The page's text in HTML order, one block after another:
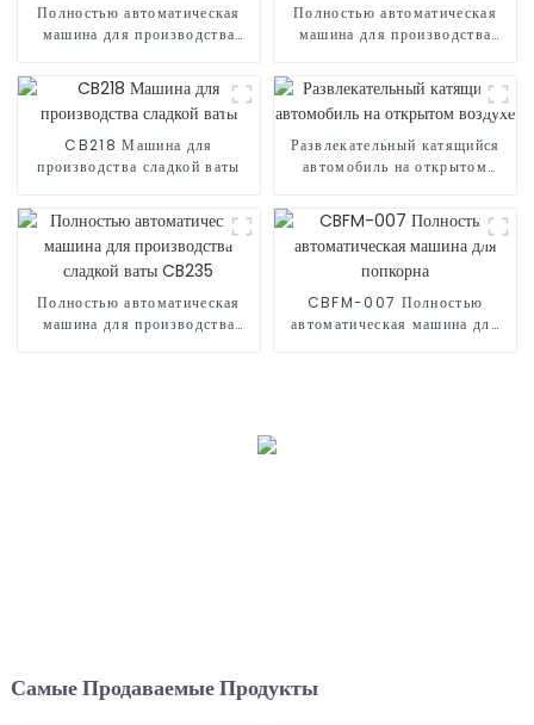
Полностью автоматическая
машина для производства
Полностью автоматическая
машина для производства
CB218 Машина для
производства сладкой ваты
Развлекательный катящийся
автомобиль на открытом
Полностью автоматическая
машина для производства
CBFM-007 Полностью
автоматическая машина для
Самые Продаваемые Продукты